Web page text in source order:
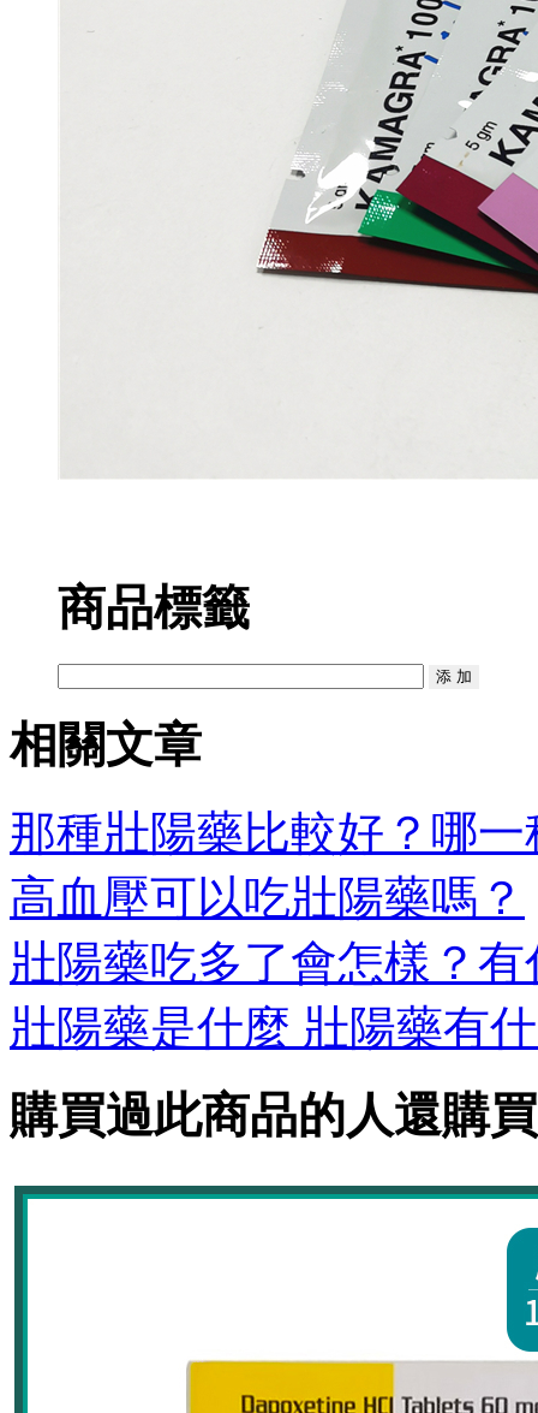
商品標籤
相關文章
那種壯陽藥比較好？哪
高血壓可以吃壯陽藥嗎？
壯陽藥吃多了會怎樣？
壯陽藥是什麼 壯陽藥有
購買過此商品的人還購